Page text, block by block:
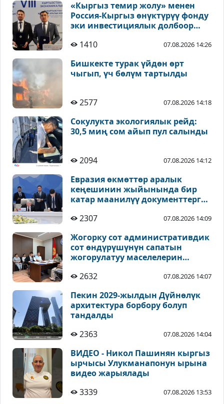
«Кыргыз темир жолу» менен
Россия-Кыргыз өнүктүрүү фонду
эки инвестициялык долбоор
1410
07.08.2026 14:26
Бишкекте турак үйдөн өрт
чыгып, үч бөлүм тартылды
2577 07.08.2026 14:18
Сокулукта экологиялык рейд:
30,5 миң сом айып пул салынды
2094 07.08.2026 14:12
Евразия өкмөттөр аралык
кеңешинин жыйынында бир
катар маанилүү документтерге
2307
07.08.2026 14:09
Жогорку сот административдик
сот өндүрүшүнүн сапатын
жогорулатуу маселелерин
2632
07.08.2026 14:07
Пекин 2029-жылдын Дүйнөлүк
архитектура борбору болуп
тандалды
2363
07.08.2026 14:04
ВИДЕО - Никол Пашинян кыргыз
ырчысы Улукманапонун ырына
видео жарыялады
3339
07.08.2026 13:53